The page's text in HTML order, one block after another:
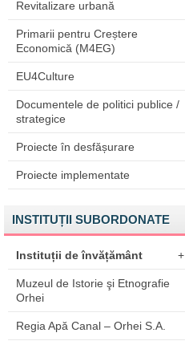
Revitalizare urbană
Primarii pentru Creștere
Economică (M4EG)
EU4Culture
Documentele de politici publice /
strategice
Proiecte în desfășurare
Proiecte implementate
INSTITUȚII SUBORDONATE
Instituții de învățământ +
Muzeul de Istorie şi Etnografie
Orhei
Regia Apă Canal – Orhei S.A.